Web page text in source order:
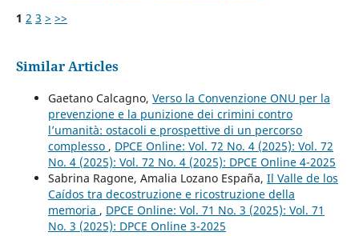
1 2 3 > >>
Similar Articles
Gaetano Calcagno, Verso la Convenzione ONU per la
prevenzione e la punizione dei crimini contro
l’umanità: ostacoli e prospettive di un percorso
complesso , DPCE Online: Vol. 72 No. 4 (2025): Vol. 72
No. 4 (2025): Vol. 72 No. 4 (2025): DPCE Online 4-2025
Sabrina Ragone, Amalia Lozano España, Il Valle de los
Caídos tra decostruzione e ricostruzione della
memoria , DPCE Online: Vol. 71 No. 3 (2025): Vol. 71
No. 3 (2025): DPCE Online 3-2025